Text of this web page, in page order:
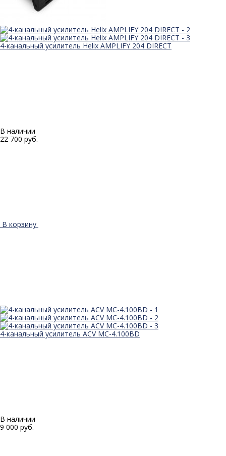
4-канальный усилитель Helix AMPLIFY 204 DIRECT
В наличии
22 700 руб.
В корзину
4-канальный усилитель ACV MC-4.100BD
В наличии
9 000 руб.